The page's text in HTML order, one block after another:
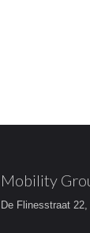
Mobility
De Flinesstraat